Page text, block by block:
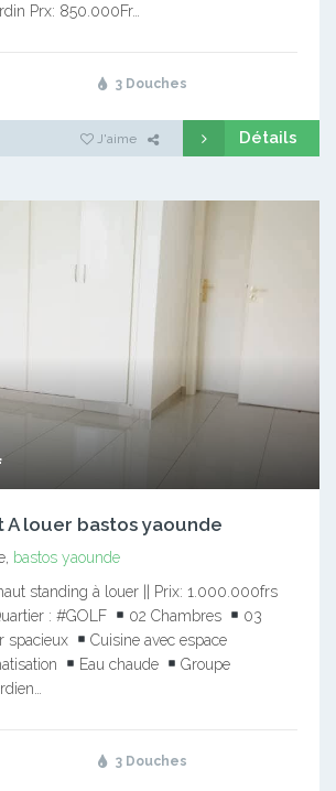
Prx: 850.000Fr…
3 Douches
J'aime Détails
louer bastos yaounde
bastos yaounde
standing à louer || Prix: 1.000.000frs
: #GOLF
02 Chambres
03
spacieux
Cuisine avec espace
Eau chaude
Groupe
3 Douches